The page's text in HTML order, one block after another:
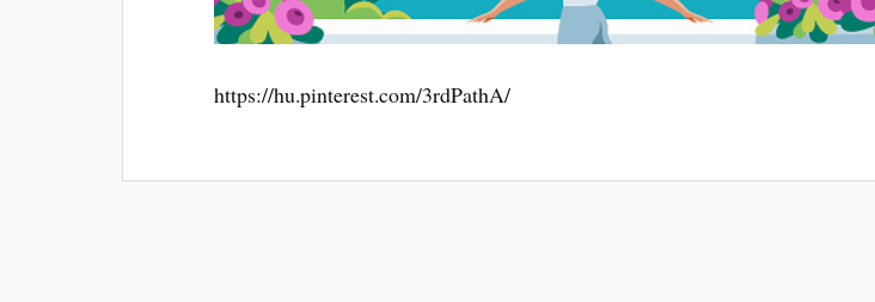
https://hu.pinterest.com/3rdPathA/